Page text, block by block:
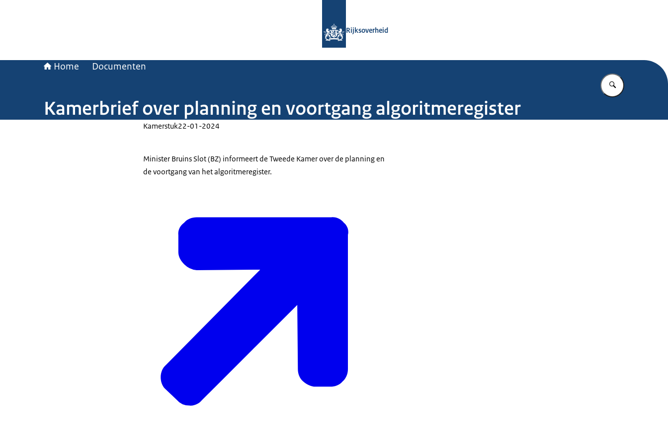
Rijksoverheid
Home Documenten
Vul in wat u
Kamerbrief over planning en voortgang algoritmeregister
Kamerstuk22-01-2024
Minister Bruins Slot (BZ) informeert de Tweede Kamer over de planning en
de voortgang van het algoritmeregister.